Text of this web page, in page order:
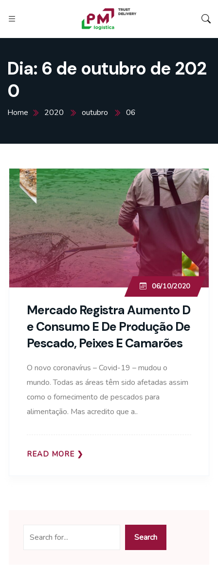
Dia: 6 de outubro de 202
0
Home 2020 outubro 06
Mercado Registra Aumento D
E Consumo E De Produção De
Pescado, Peixes E Camarões
06/10/2020
O novo coronavírus – Covid-19 – mudou o
mundo. Todas as áreas têm sido afetadas assim
como o fornecimento de pescados para
alimentação. Mas acredito que a..
READ MORE
Search